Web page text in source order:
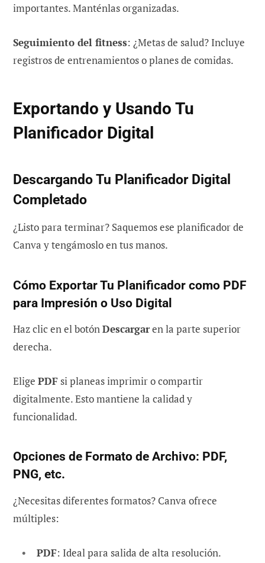
importantes. Manténlas organizadas.
Seguimiento del fitness: ¿Metas de salud? Incluye
registros de entrenamientos o planes de comidas.
Exportando y Usando Tu
Planificador Digital
Descargando Tu Planificador Digital
Completado
¿Listo para terminar? Saquemos ese planificador de
Canva y tengámoslo en tus manos.
Cómo Exportar Tu Planificador como PDF
para Impresión o Uso Digital
Haz clic en el botónDescargaren la parte superior
derecha.
Elige PDF si planeas imprimir o compartir
digitalmente. Esto mantiene la calidad y
funcionalidad.
Opciones de Formato de Archivo: PDF,
PNG, etc.
¿Necesitas diferentes formatos? Canva ofrece
múltiples:
PDF: Ideal para salida de alta resolución.